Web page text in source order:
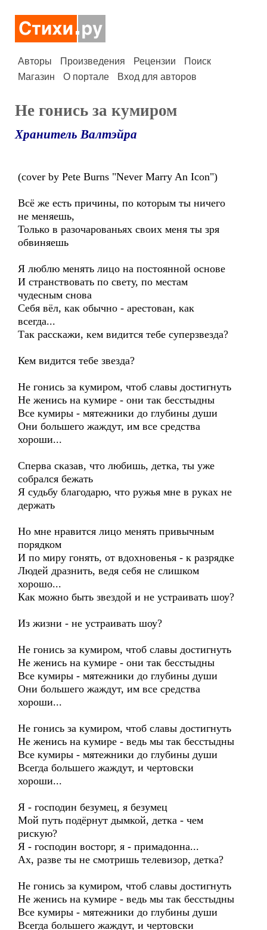
Авторы Произведения Рецензии
Поиск
Магазин
О портале Вход для авторов
Не гонись за кумиром
Хранитель Валтэйра
(cover by Pete Burns "Never Marry An Icon")
Всё же есть причины, по которым ты ничего
не меняешь,
Только в разочарованьях своих меня ты зря
обвиняешь
Я люблю менять лицо на постоянной основе
И странствовать по свету, по местам
чудесным снова
Себя вёл, как обычно - арестован, как
всегда...
Так расскажи, кем видится тебе суперзвезда?
Кем видится тебе звезда?
Не гонись за кумиром, чтоб славы достигнуть
Не женись на кумире - они так бесстыдны
Все кумиры - мятежники до глубины души
Они большего жаждут, им все средства
хороши...
Сперва сказав, что любишь, детка, ты уже
собрался бежать
Я судьбу благодарю, что ружья мне в руках не
держать
Но мне нравится лицо менять привычным
порядком
И по миру гонять, от вдохновенья - к разрядке
Людей дразнить, ведя себя не слишком
хорошо...
Как можно быть звездой и не устраивать шоу?
Из жизни - не устраивать шоу?
Не гонись за кумиром, чтоб славы достигнуть
Не женись на кумире - они так бесстыдны
Все кумиры - мятежники до глубины души
Они большего жаждут, им все средства
хороши...
Не гонись за кумиром, чтоб славы достигнуть
Не женись на кумире - ведь мы так бесстыдны
Все кумиры - мятежники до глубины души
Всегда большего жаждут, и чертовски
хороши...
Я - господин безумец, я безумец
Мой путь подёрнут дымкой, детка - чем
рискую?
Я - господин восторг, я - примадонна...
Ах, разве ты не смотришь телевизор, детка?
Не гонись за кумиром, чтоб славы достигнуть
Не женись на кумире - ведь мы так бесстыдны
Все кумиры - мятежники до глубины души
Всегда большего жаждут, и чертовски